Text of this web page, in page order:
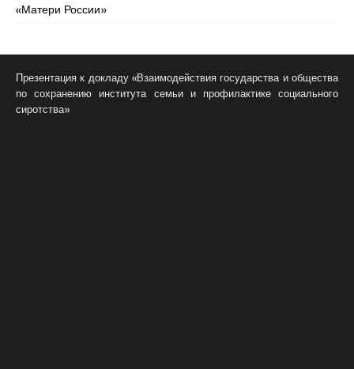
«Матери России»
Презентация к докладу «Взаимодействия государства и общества
по сохранению института семьи и профилактике социального
сиротства»